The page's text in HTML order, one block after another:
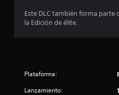
Este DLC también forma parte
la Edición de élite.
Plataforma:
Lanzamiento: